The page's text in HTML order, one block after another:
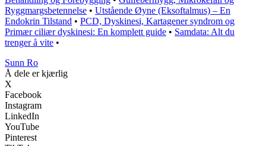
Ryggmargsbetennelse • Utstående Øyne (Eksoftalmus) – En
Endokrin Tilstand • PCD, Dyskinesi, Kartagener syndrom og
Primær ciliær dyskinesi: En komplett guide • Samdata: Alt du
trenger å vite •
Sunn Ro
Å dele er kjærlig
X
Facebook
Instagram
LinkedIn
YouTube
Pinterest